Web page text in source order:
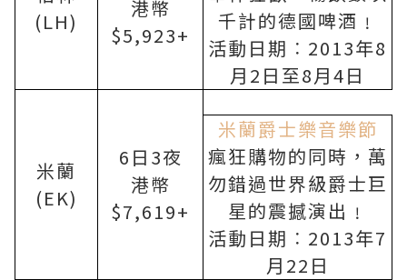
(LH)
港幣
$5,923+
千計的德國啤酒﹗
活動日期︰ 2013年8
月 2 日至8月4日
米蘭
(EK)
6 日 3夜
港幣
$7,619+
米蘭爵士樂音樂節
瘋狂購物的同時，萬
勿錯過世界級爵士巨
星的震撼演出﹗
活動日期︰ 2013年7
月 22 日